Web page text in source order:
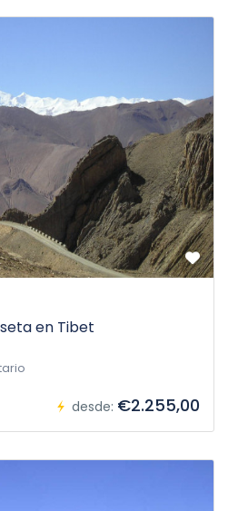
en Tibet
desde: €2.255,00